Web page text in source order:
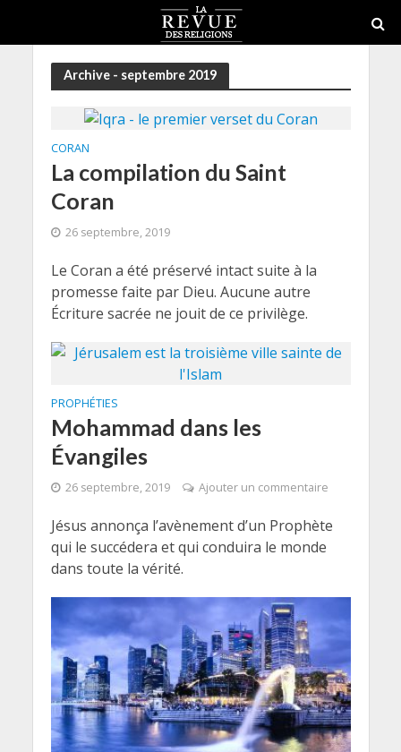
Archive - septembre 2019
CORAN
La compilation du Saint
Coran
26 septembre, 2019
Le Coran a été préservé intact suite à la
promesse faite par Dieu. Aucune autre
Écriture sacrée ne jouit de ce privilège.
PROPHÉTIES
Mohammad dans les
Évangiles
26 septembre, 2019 Ajouter un commentaire
Jésus annonça l’avènement d’un Prophète
qui le succédera et qui conduira le monde
dans toute la vérité.